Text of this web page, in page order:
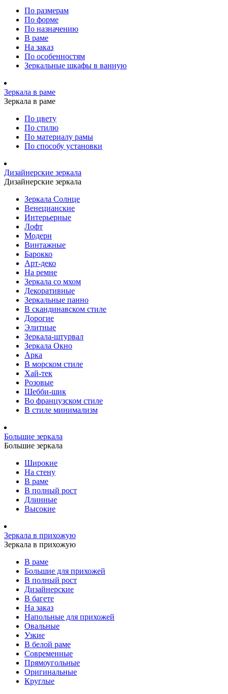
По размерам
По форме
По назначению
В раме
На заказ
По особенностям
Зеркальные шкафы в ванную
Зеркала в раме
Зеркала в раме
По цвету
По стилю
По материалу рамы
По способу установки
Дизайнерские зеркала
Дизайнерские зеркала
Зеркала Солнце
Венецианские
Интерьерные
Лофт
Модерн
Винтажные
Барокко
Арт-деко
На ремне
Зеркала со мхом
Декоративные
Зеркальные панно
В скандинавском стиле
Дорогие
Элитные
Зеркала-штурвал
Зеркала Окно
Арка
В морском стиле
Хай-тек
Розовые
Шебби-шик
Во французском стиле
В стиле минимализм
Большие зеркала
Большие зеркала
Широкие
На стену
В раме
В полный рост
Длинные
Высокие
Зеркала в прихожую
Зеркала в прихожую
В раме
Большие для прихожей
В полный рост
Дизайнерские
В багете
На заказ
Напольные для прихожей
Овальные
Узкие
В белой раме
Современные
Прямоугольные
Оригинальные
Круглые